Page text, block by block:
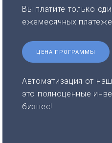
Вы платите только
ежемесячных
ЦЕНА ПРОГРАММЫ
Автоматизация от
это полноценные
бизнес!